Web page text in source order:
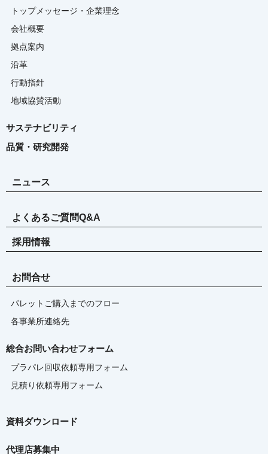
トップメッセージ・企業理念
会社概要
拠点案内
沿革
行動指針
地域協賛活動
サステナビリティ
品質・研究開発
ニュース
よくあるご質問Q&A
採用情報
お問合せ
パレットご購入までのフロー
各事業所連絡先
総合お問い合わせフォーム
プラパレ回収依頼専用フォーム
見積り依頼専用フォーム
資料ダウンロード
代理店募集中